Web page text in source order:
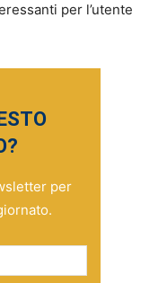
per l’utente
per